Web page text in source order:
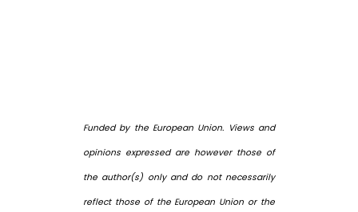
Funded by the European Union. Views and
opinions expressed are however those of
the author(s) only and do not necessarily
reflect those of the European Union or the